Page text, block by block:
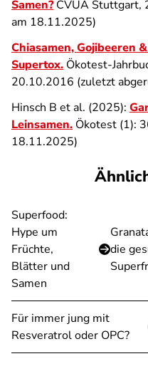
Samen?CVUA Stuttgart,
am 18.11.2025)
Chiasamen, Gojibeeren
Supertox. Ökotest-
20.10.2016 (zuletzt
Hinsch B et al. (2025):
Leinsamen. Ökotest (1):
18.11.2025)
Superfood:
Hype um
Früchte,
Blätter und
Samen
die
Für immer jung mit
Resveratrol oder OPC?